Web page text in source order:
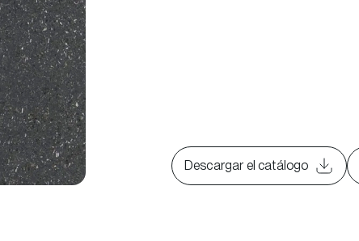
Descargar el catálogo